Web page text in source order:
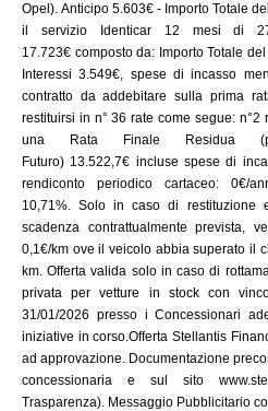
Opel). Anticipo 5.603€ - Importo Totale
il servizio Identicar 12 mesi di
17.723€ composto da: Importo Totale
Interessi 3.549€, spese di incasso
contratto da addebitare sulla prima
restituirsi in n° 36 rate come segue:
una Rata Finale Residua
Futuro) 13.522,7€ incluse spese di
rendiconto periodico cartaceo: 0€/
10,71%. Solo in caso di restituzione
scadenza contrattualmente prevista,
0,1€/km ove il veicolo abbia superato il
km. Offerta valida solo in caso di
privata per vetture in stock con
31/01/2026 presso i Concessionari
iniziative in corso.Offerta Stellantis
ad approvazione. Documentazione
concessionaria e sul sito
Trasparenza). Messaggio Pubblicitario